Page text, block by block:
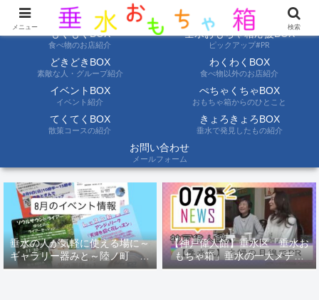
ようこそ垂水おもちゃ箱へ。垂水の情報を自分たちの目でみて聞いて伝えます
もぐもぐBOX
食べ物のお店紹介
垂水おもちゃ箱応援BOX
ピックアップ#PR
どきどきBOX
素敵な人・グループ紹介
わくわくBOX
食べ物以外のお店紹介
イベントBOX
イベント紹介
ぺちゃくちゃBOX
おもちゃ箱からのひとこと
てくてくBOX
散策コースの紹介
きょろきょろBOX
垂水で発見したもの紹介
お問い合わせ
メールフォーム
垂水の人が気軽に使える場に～
ギャラリー器みと～陸ノ町 ８
月のイベント情報
【神戸偉人館】垂水区「垂水お
もちゃ箱」垂水の一大メディ
ア！？｜神戸の魅力を凸インタ
メニュー 検索